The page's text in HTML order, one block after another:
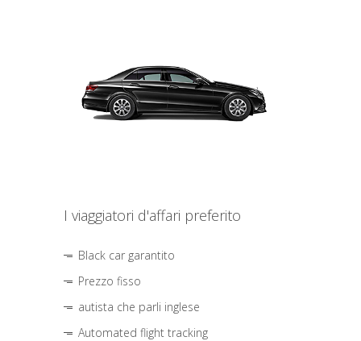
I viaggiatori d'affari preferito
Black car garantito
Prezzo fisso
autista che parli inglese
Automated flight tracking